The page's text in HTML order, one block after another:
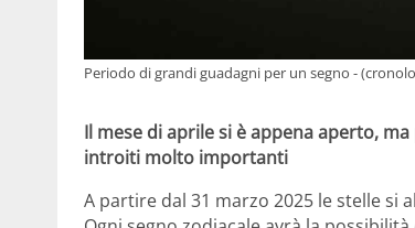
Periodo di grandi guadagni per un segno -
Il mese di aprile si è appena aperto,
introiti molto importanti
A partire dal 31 marzo 2025 le stelle si